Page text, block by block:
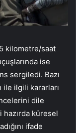
kilometre/saat
ise
sergiledi. Bazı
ile ilgili kararları
dile
hazırda küresel
ifade